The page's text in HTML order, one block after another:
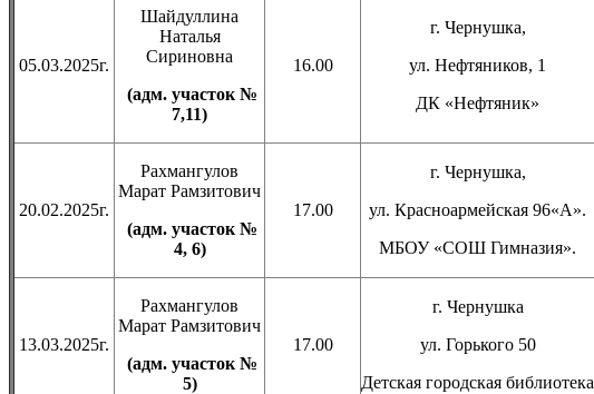
05.03.2025г.
Шайдуллина
Наталья
Сириновна
(адм. участок №
7,11)
16.00
г. Чернушка,
ул. Нефтяников, 1
ДК «Нефтяник»
20.02.2025г.
Рахмангулов
Марат Рамзитович
(адм. участок №
4, 6)
17.00
г. Чернушка,
ул. Красноармейская 96«А».
МБОУ «СОШ Гимназия».
13.03.2025г.
Рахмангулов
Марат Рамзитович
(адм. участок №
5)
17.00
г. Чернушка
ул. Горького 50
Детская городская библиотека